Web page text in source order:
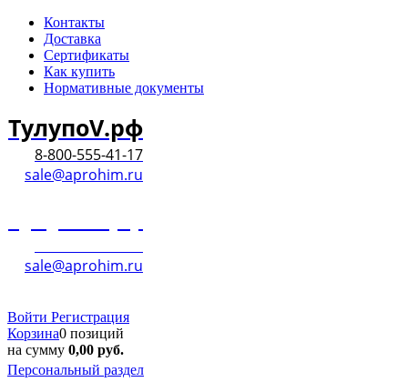
Контакты
Доставка
Сертификаты
Как купить
Нормативные документы
ТулупоV.рф
8-800-555-41-17
sale@aprohim.ru
sale@aprohim.ru
Войти Регистрация
Корзина0 позиций
на сумму 0,00 руб.
Персональный раздел